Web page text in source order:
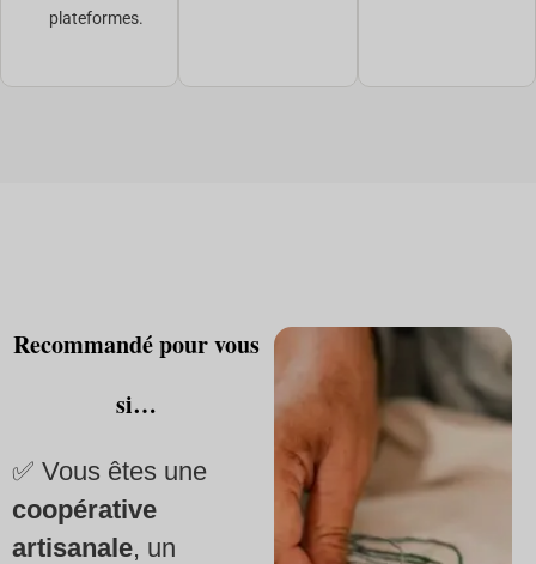
plateformes.
Recommandé pour vous
si…
✅ Vous êtes une
coopérative
artisanale, un